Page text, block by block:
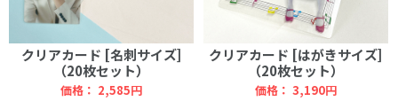
クリアカード [名刺サイズ]
（20枚セット）
価格： 2,585円
クリアカード [はがきサイズ]
（20枚セット）
価格： 3,190円